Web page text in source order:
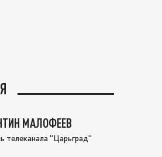
МАЛОФЕЕВ
телеканала "Царьград"